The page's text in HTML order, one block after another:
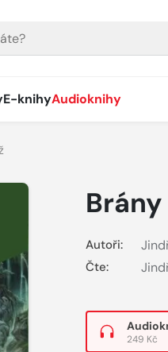
E-knihyAudioknihy
Autoři:
Čte:
249 Kč